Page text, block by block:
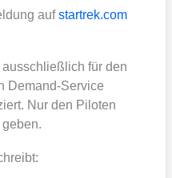
aufstart​rek​.com
für den
Demand-Ser­vice
Nur den Pilo­ten